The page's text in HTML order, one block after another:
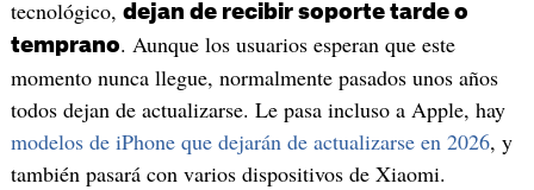
tecnológico, dejan de recibir soporte tarde o
temprano. Aunque los usuarios esperan que este
momento nunca llegue, normalmente pasados unos años
todos dejan de actualizarse. Le pasa incluso a Apple, hay
modelos de iPhone que dejarán de actualizarse en 2026, y
también pasará con varios dispositivos de Xiaomi.